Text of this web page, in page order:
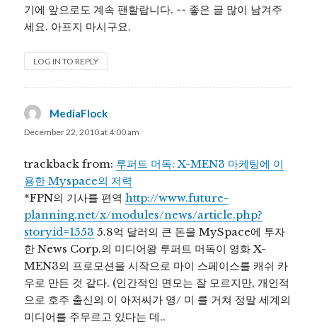
기에 앞으로도 계속 팬할랍니다. ^^ 좋은 글 많이 남겨주
세요. 아프지 마시구요.
LOG IN TO REPLY
MediaFlock
December 22, 2010 at 4:00 am
trackback from: 루퍼트 머독: X-MEN3 마케팅에 이
용한 Myspace의 저력
*FPN의 기사를 편역http://www.future-
planning.net/x/modules/news/article.php?
storyid=1553 5.8억 달러의 큰 돈을 MySpace에 투자
한 News Corp.의 미디어왕 루퍼트 머독이 영화 X-
MEN3의 프로모션을 시작으로 마이 스페이스를 캐쉬 카
우로 만든 것 같다. (인간적인 면모는 잘 모르지만, 개인적
으로 호주 출신의 이 아저씨가 영/ 미 를 거쳐 정말 세계의
미디어를 주무르고 있다는 데..